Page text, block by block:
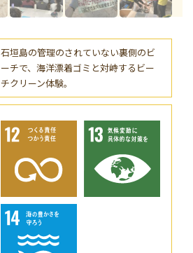
情報掲載について
サイトマップ
石垣島の管理のされていない裏側のビ
ーチで、海洋漂着ゴミと対峙するビー
チクリーン体験。